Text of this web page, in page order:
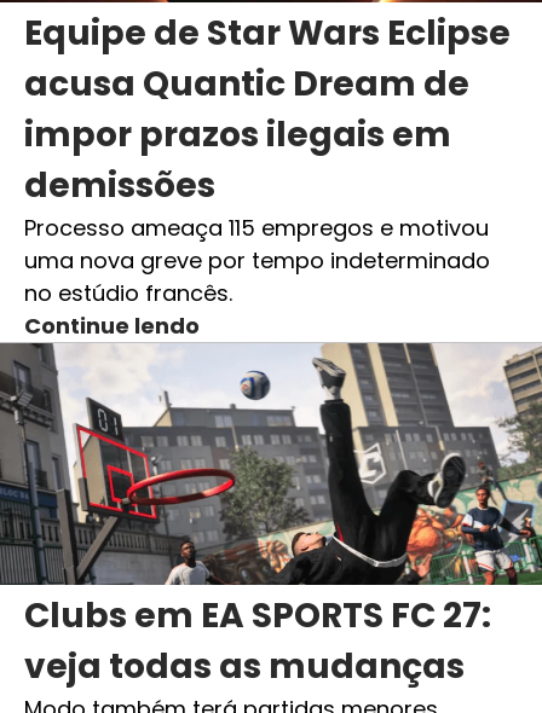
Equipe de Star Wars Eclipse
acusa Quantic Dream de
impor prazos ilegais em
demissões
Processo ameaça 115 empregos e motivou
uma nova greve por tempo indeterminado
no estúdio francês.
Continue lendo
Clubs em EA SPORTS FC 27:
veja todas as mudanças